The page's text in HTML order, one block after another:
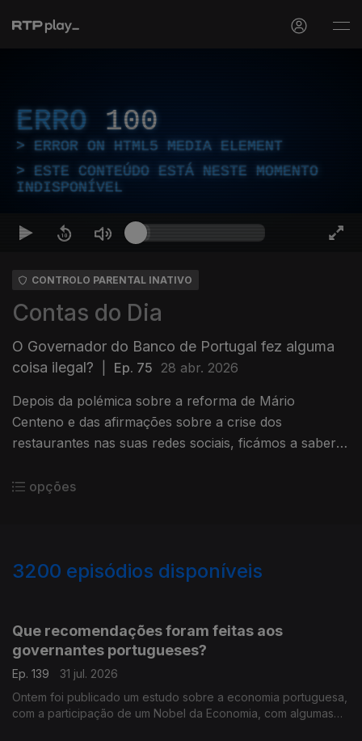
ERRO 100
ERROR ON HTML5 MEDIA ELEMENT
ESTE CONTEÚDO ESTÁ NESTE MOMENTO
INDISPONÍVEL
CONTROLO PARENTAL INATIVO
Contas do Dia
O Governador do Banco de Portugal fez alguma
coisa ilegal?
Ep. 75 28 abr. 2026
Depois da polémica sobre a reforma de Mário
Centeno e das afirmações sobre a crise dos
restaurantes nas suas redes sociais, ficámos a saber
desfazer-se de ações.
opções
3200 episódios disponíveis
Que recomendações foram feitas aos
governantes portugueses?
Ep. 139
31 jul. 2026
Ontem foi publicado um estudo sobre a economia portuguesa,
com a participação de um Nobel da Economia, com algumas